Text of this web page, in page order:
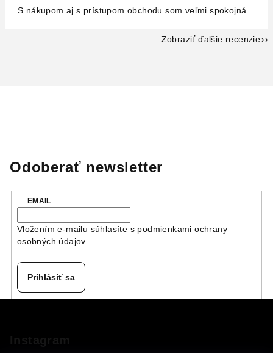
S nákupom aj s prístupom obchodu som veľmi spokojná.
Zobraziť ďalšie recenzie
Odoberať newsletter
EMAIL
Vložením e-mailu súhlasíte s podmienkami ochrany
osobných údajov
Prihlásiť sa